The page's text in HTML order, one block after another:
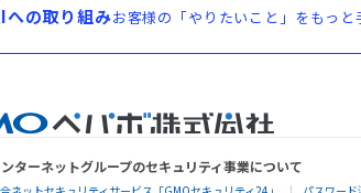
への取り組みお客様の「やりたいこと」をもっ
ターネットグループのセキュリティ事業について